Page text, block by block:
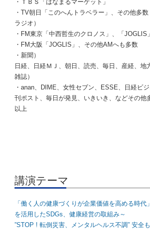
・ＴＢＳ「はなまるマーケット」
・TV朝日「このへんトラベラー」、その他多数
ラジオ）
・FM東京「中西哲生のクロノス」、「JOGLIS」
・FM大阪「JOGLIS」、その他AMへも多数
・新聞）
日経、日経ＭＪ、朝日、読売、毎日、産経、地
雑誌）
・anan、DIME、女性セブン、ESSE、日経ビ
刊ポスト、毎日が発見、いきいき、などその他
以上
講演テーマ
「働く人の健康づくりが企業価値を高める時代
を活用したSDGs、健康経営の取組み～
”STOP ! 転倒災害、メンタルヘルス不調” 安全